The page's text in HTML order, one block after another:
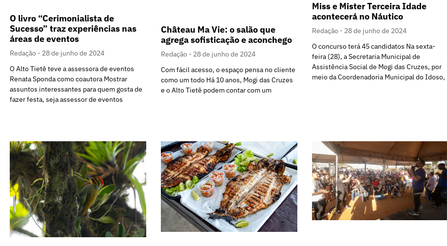
O livro “Cerimonialista de
Sucesso” traz experiências nas
áreas de eventos
Redação
28 de junho de 2024
O Alto Tietê teve a assessora de eventos
Renata Sponda como coautora Mostrar
assuntos interessantes para quem gosta de
fazer festa, seja assessor de eventos
Château Ma Vie: o salão que
agrega sofisticação e aconchego
Redação
28 de junho de 2024
Com fácil acesso, o espaço pensa no cliente
como um todo Há 10 anos, Mogi das Cruzes
e o Alto Tietê podem contar com um
Miss e Mister Terceira Idade
acontecerá no Náutico
Redação
28 de junho de 2024
O concurso terá 45 candidatos Na sexta-
feira (28), a Secretaria Municipal de
Assistência Social de Mogi das Cruzes, por
meio da Coordenadoria Municipal do Idoso,